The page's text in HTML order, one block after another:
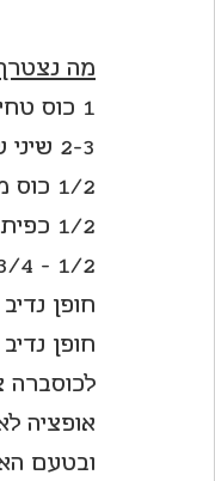
מה
1 כוס טחינה
2-3 שיני שום
1/2 כוס מיץ לימון סחוט טרי (2-3 לימונים קטינים)
1/2 כפית עד 1 כפית מלח
1/2 - 3/4 כוס מים
חופן
חופן
לכוסברה
אופציה
ובטעם